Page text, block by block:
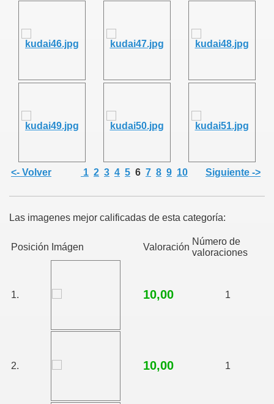
<- Volver 1 2 3 4 5 6 7 8 9 10 Siguiente ->
Las imagenes mejor calificadas de esta categoría:
Posición Imágen Valoración
Número de
valoraciones
1. 10,00 1
2. 10,00 1